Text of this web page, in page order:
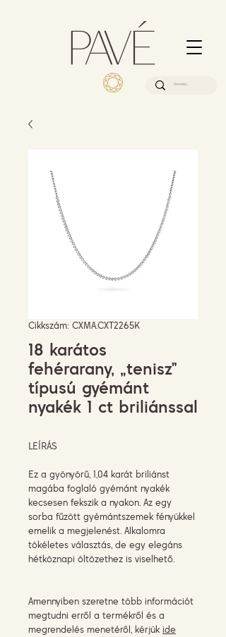
Cikkszám: CXMA.CXT2265K
18 karátos
fehérarany, „tenisz”
típusú gyémánt
nyakék 1 ct briliánssal
LEÍRÁS
Ez a gyönyörű, 1,04 karát briliánst
magába foglaló gyémánt nyakék
kecsesen fekszik a nyakon. Az egy
sorba fűzött gyémántszemek fényükkel
emelik a megjelenést. Alkalomra
tökéletes választás, de egy elegáns
hétköznapi öltözethez is viselhető.
Amennyiben szeretne több információt
megtudni erről a termékről és a
megrendelés menetéről, kérjük ide